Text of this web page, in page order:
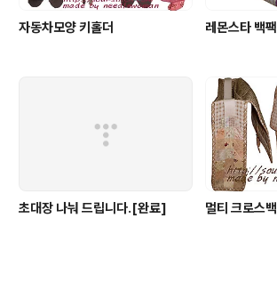
자동차모양 키홀더 레몬스타 백팩
초대장 나눠 드립니다.[완료] 멀티 크로스백